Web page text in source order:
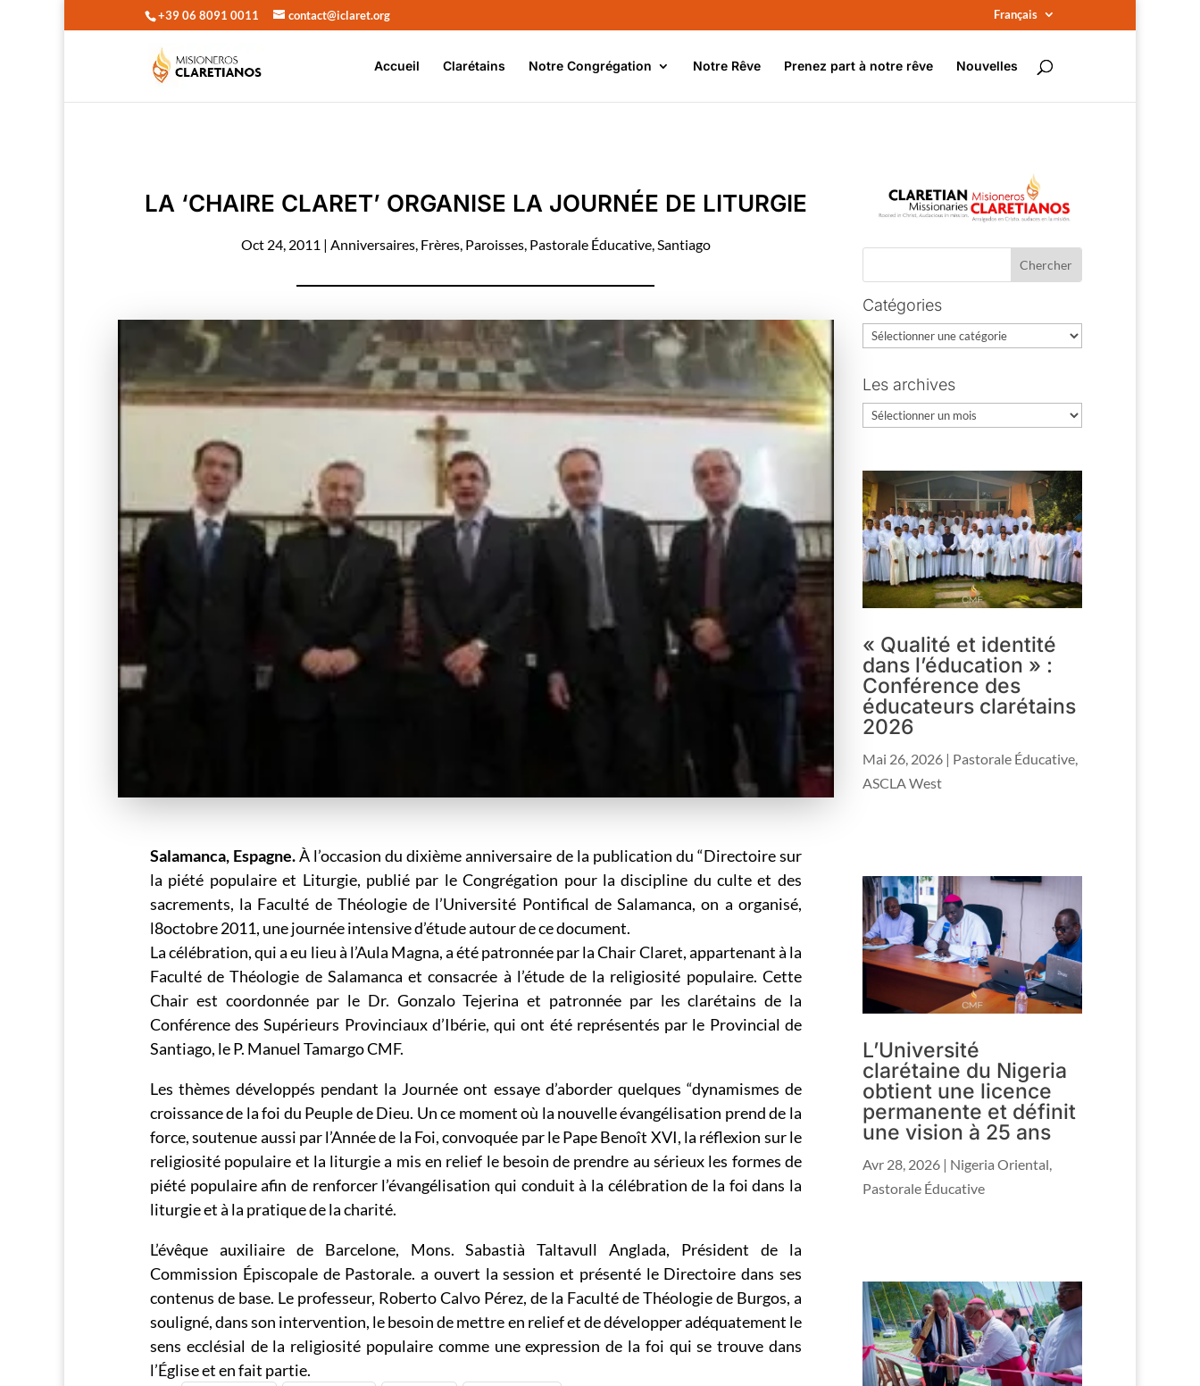
+39 06 8091 0011 contact@iclaret.org Français
Accueil Clarétains Notre Congrégation Notre Rêve Prenez part à notre rêve Nouvelles
LA ‘CHAIRE CLARET’ ORGANISE LA JOURNÉE DE LITURGIE
Oct 24, 2011 | Anniversaires, Frères, Paroisses, Pastorale Éducative,Santiago
Salamanca, Espagne.À l’occasion du dixième anniversaire de la publication du “Directoire sur
la piété populaire et Liturgie, publié par le Congrégation pour la discipline du culte et des
sacrements, la Faculté de Théologie de l’Université Pontifical de Salamanca, on a organisé,
l8octobre 2011, une journée intensive d’étude autour de ce document.
La célébration, qui a eu lieu à l’Aula Magna, a été patronnée par la Chair Claret, appartenant à la
Faculté de Théologie de Salamanca et consacrée à l’étude de la religiosité populaire. Cette
Chair est coordonnée par le Dr. Gonzalo Tejerina et patronnée par les clarétains de la
Conférence des Supérieurs Provinciaux d’Ibérie, qui ont été représentés par le Provincial de
Santiago, le P. Manuel Tamargo CMF.
Les thèmes développés pendant la Journée ont essaye d’aborder quelques “dynamismes de
croissance de la foi du Peuple de Dieu. Un ce moment où la nouvelle évangélisation prend de la
force, soutenue aussi par l’Année de la Foi, convoquée par le Pape Benoît XVI, la réflexion sur le
religiosité populaire et la liturgie a mis en relief le besoin de prendre au sérieux les formes de
piété populaire afin de renforcer l’évangélisation qui conduit à la célébration de la foi dans la
liturgie et à la pratique de la charité.
L’évêque auxiliaire de Barcelone, Mons. Sabastià Taltavull Anglada, Président de la
Commission Épiscopale de Pastorale. a ouvert la session et présenté le Directoire dans ses
contenus de base. Le professeur, Roberto Calvo Pérez, de la Faculté de Théologie de Burgos, a
souligné, dans son intervention, le besoin de mettre en relief et de développer adéquatement le
sens ecclésial de la religiosité populaire comme une expression de la foi qui se trouve dans
l’Église et en fait partie.
Catégories
Catégories
Les archives
Les
« Qualité et identité
dans l’éducation » :
Conférence des
éducateurs clarétains
2026
Mai 26, 2026 | Pastorale Éducative,
ASCLA West
L’Université
clarétaine du Nigeria
obtient une licence
permanente et définit
une vision à 25 ans
Avr 28, 2026 | Nigeria Oriental
Pastorale Éducative